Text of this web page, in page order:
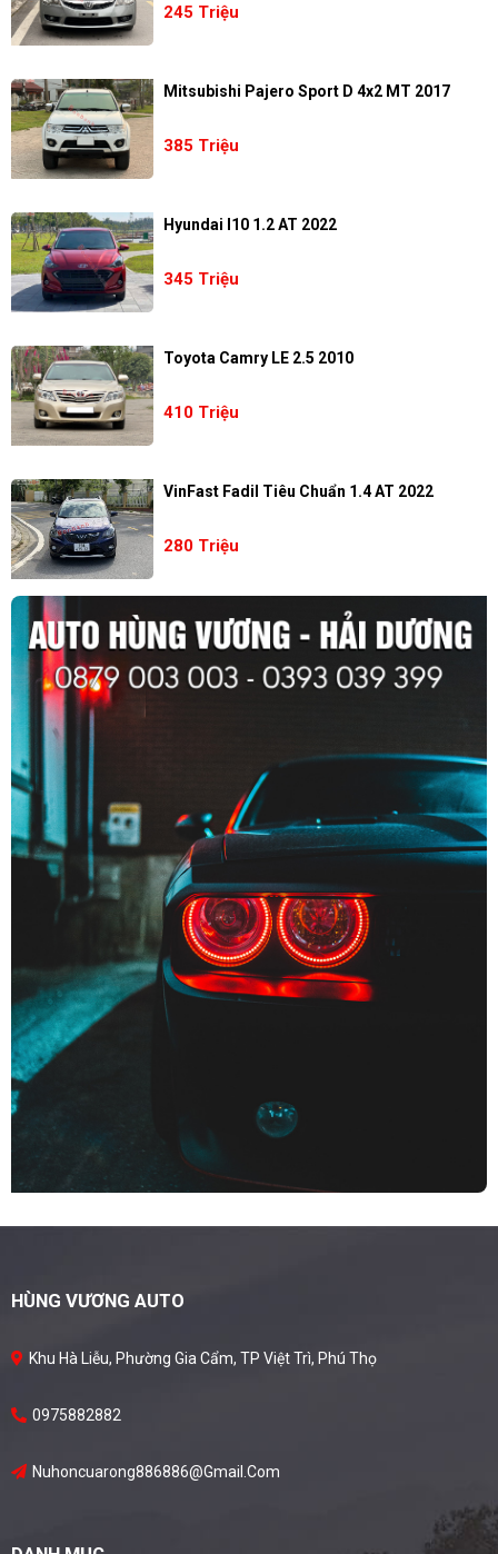
245 Triệu
Mitsubishi Pajero Sport D 4x2 MT 2017
385 Triệu
Hyundai I10 1.2 AT 2022
345 Triệu
Toyota Camry LE 2.5 2010
410 Triệu
VinFast Fadil Tiêu Chuẩn 1.4 AT 2022
280 Triệu
HÙNG VƯƠNG AUTO
Khu Hà Liễu, Phường Gia Cẩm, TP Việt Trì, Phú Thọ
0975882882
Nuhoncuarong886886@gmail.com